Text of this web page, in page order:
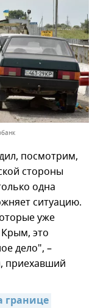
посмотрим,
стороны
одна
ситуацию.
уже
это
дело", –
приехавший
границе